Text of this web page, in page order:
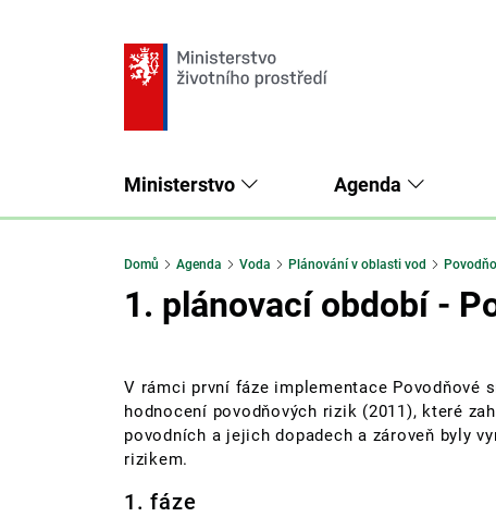
Ministerstvo Agenda
Domů Agenda Voda Plánování v oblasti vod
1. plánovací období -
V rámci první fáze implementace Povodňové
hodnocení povodňových rizik (2011), které
povodních a jejich dopadech a zároveň byly
rizikem.
1. fáze